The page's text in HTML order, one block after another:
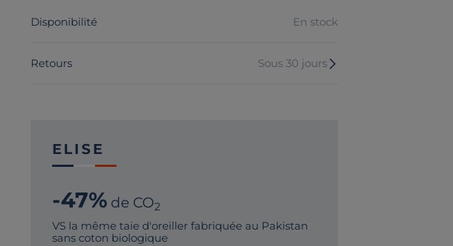
Disponibilité En stock
Retours Sous 30 jours
ELISE
-47%de CO2
VS la même taie d'oreiller fabriquée au Pakistan
sans coton biologique